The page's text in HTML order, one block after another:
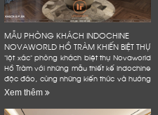
MẪU PHÒNG KHÁCH INDOCHINE
NOVAWORLD HỒ TRÀM KHIẾN BIỆT THỰ
"lột xác" phòng khách biệt thự Novaworld
Hồ Tràm với những mẫu thiết kế Indochine
độc đáo, cùng những kiến thức và hướng
dẫn chi tiết, dễ dàng áp dụng. Bạn
Xem thêm